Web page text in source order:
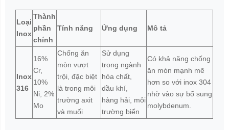
Loại
Inox
Thành
phần
chính
Tính năng Ứng dụng Mô tả
Inox
316
16%
Cr,
10%
Ni, 2%
Mo
Chống ăn
mòn vượt
trội, đặc biệt
là trong môi
trường axit
và muối
Sử dụng
trong ngành
hóa chất,
dầu khí,
hàng hải, môi
trường biển
Có khả năng chống
ăn mòn mạnh mẽ
hơn so với inox 304
nhờ vào sự bổ sung
molybdenum.